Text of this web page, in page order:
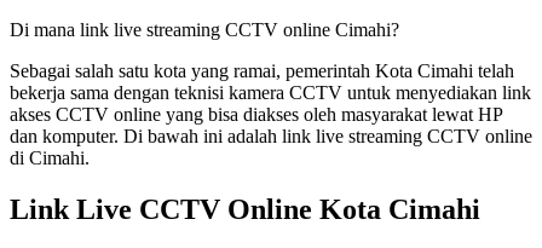
Di mana link live streaming CCTV online Cimahi?
Sebagai salah satu kota yang ramai, pemerintah Kota Cimahi telah
bekerja sama dengan teknisi kamera CCTV untuk menyediakan link
akses CCTV online yang bisa diakses oleh masyarakat lewat HP
dan komputer. Di bawah ini adalah link live streaming CCTV online
di Cimahi.
Link Live CCTV Online Kota Cimahi